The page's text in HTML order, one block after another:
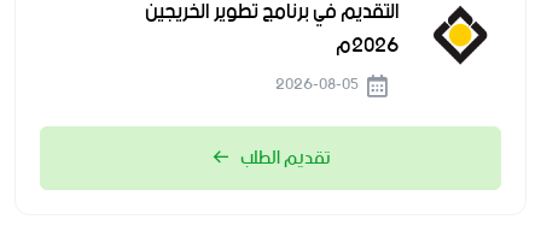
التقديم في برنامج تطوير الخريجين
2026م
تقديم الطلب